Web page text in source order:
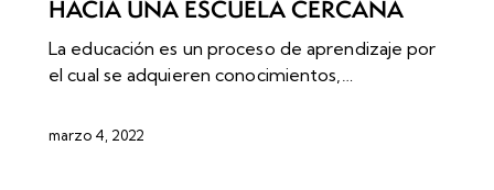
HACIA UNA ESCUELA CERCANA
La educación es un proceso de aprendizaje por
el cual se adquieren conocimientos,…
marzo 4, 2022